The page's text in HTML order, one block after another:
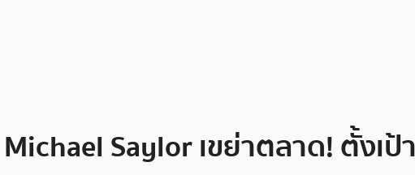
Saylor เขย่าตลาด! ตั้งเ